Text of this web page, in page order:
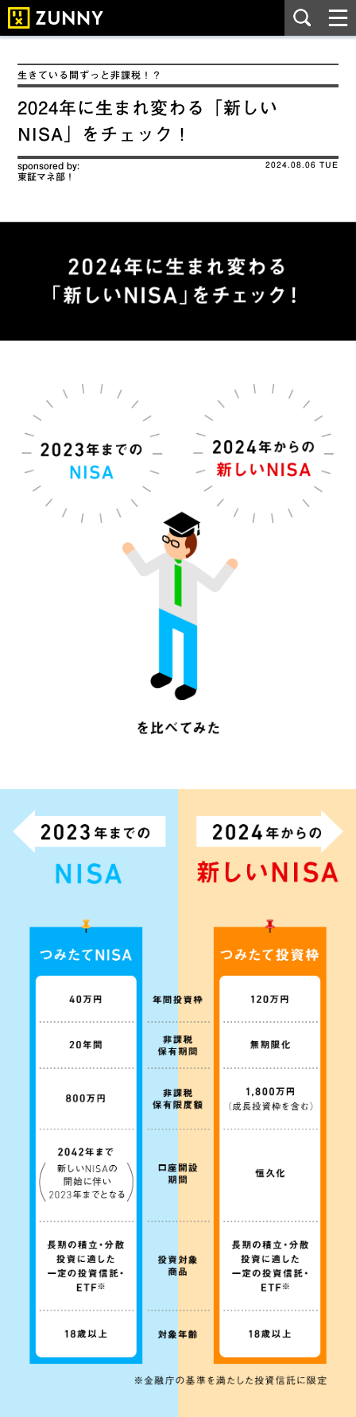
生きている間ずっと非課税！？
2024年に生まれ変わる「新しい
NISA」をチェック！
sponsored by:
東証マネ部！
2024.08.06 TUE